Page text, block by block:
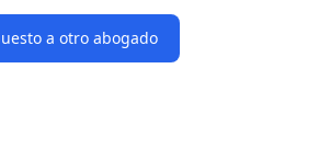
a otro abogado